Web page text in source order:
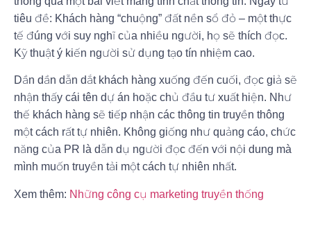
tiêu đề: Khách hàng “chuộng” đất nền sổ đỏ – một thực
tế đúng với suy nghĩ của nhiều người, họ sẽ thích đọc.
Kỹ thuật ý kiến người sử dụng tạo tín nhiệm cao.
Dần dần dẫn dắt khách hàng xuống đến cuối, đọc giả sẽ
nhận thấy cái tên dự án hoặc chủ đầu tư xuất hiện. Như
thế khách hàng sẽ tiếp nhận các thông tin truyền thông
một cách rất tự nhiên. Không giống như quảng cáo, chức
năng của PR là dẫn dụ người đọc đến với nội dung mà
mình muốn truyền tải một cách tự nhiên nhất.
Xem thêm: Những công cụ marketing truyền thống